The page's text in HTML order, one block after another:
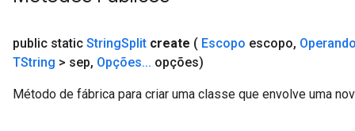
public static StringSplit create ( Escopo escopo,
TString > sep, Opções... opções)
Método de fábrica para criar uma classe que envolve uma